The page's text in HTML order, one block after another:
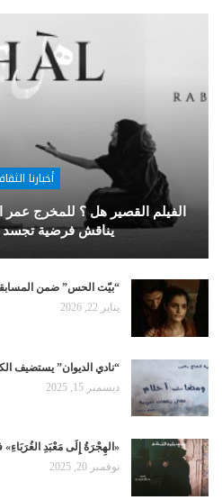
أخبارنا
الفيلم القصير هل ؟ للمخرج
يناقش فرضية تجسد
“بيّت الحس” ضمن المسابقة
يناير 22, 2026
“نادي الديوان” يستضيف
ديسمبر 15, 2025
«الهِجْرَةُ إِلَى مَعْبَدِ
نوفمبر 20, 2025